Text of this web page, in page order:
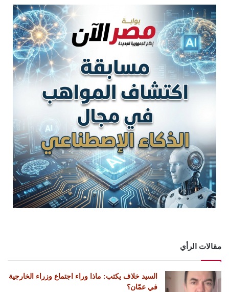
مقالات الرأي
السيد خلاف يكتب: ماذا وراء اجتماع وزراء الخارجية
في عمّان؟